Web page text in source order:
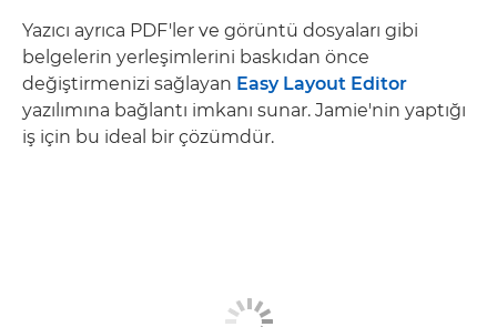
Yazıcı ayrıca PDF'ler ve görüntü dosyaları gibi
belgelerin yerleşimlerini baskıdan önce
değiştirmenizi sağlayan Easy Layout Editor
yazılımına bağlantı imkanı sunar. Jamie'nin yaptığı
iş için bu ideal bir çözümdür.